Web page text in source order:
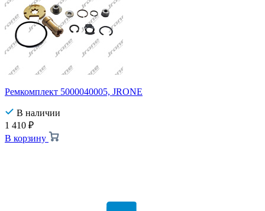
Ремкомплект 5000040005, JRONE
В наличии
1 410 ₽
В корзину